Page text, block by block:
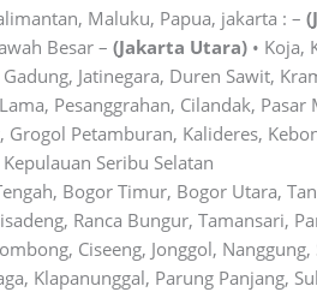
Maluku, Papua, jakarta : –
Besar –(Jakarta Utara) • Koja,
Jatinegara, Duren Sawit,
Pesanggrahan, Cilandak,
Grogol Petamburan, Kalideres,
Seribu Selatan
Bogor Timur, Bogor Utara,
Ranca Bungur, Tamansari,
Ciseeng, Jonggol,
Klapanunggal, Parung Panjang,